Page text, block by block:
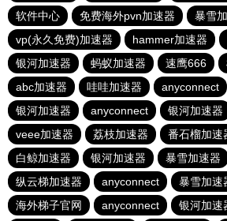
软件中心
免费海外pvn加速器
暴雪
vp(永久免费)加速器
hammer加速器
银河加速器
蚂蚁加速器 速鹰666
abc加速器
哇哇加速器 anyconnect
银河加速器
anyconnect 银河加速器
veee加速器
荔枝加速器 番石榴加速
白鲸加速器
银河加速器 暴雪加速器
纵云梯加速器
anyconnect 暴雪加速
海外梯子官网
anyconnect 银河加速